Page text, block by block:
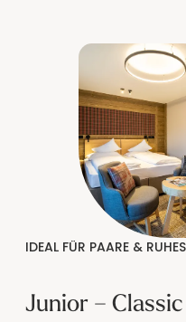
IDEAL FÜR PAARE &
Junior –